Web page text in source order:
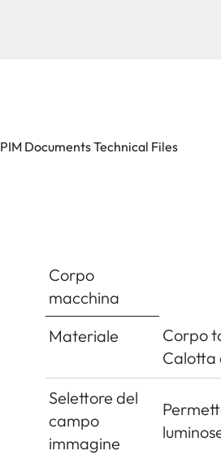
PIM Documents Technical Files
Corpo
macchina
Materiale
Corpo
Calotta
Selettore del
campo
immagine